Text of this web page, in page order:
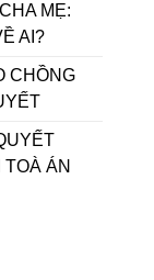
MẸ:
AI?
CHỒNG
ÁN